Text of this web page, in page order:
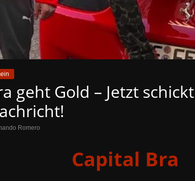
geht Gold – Jetzt
Romero
Capital Bra